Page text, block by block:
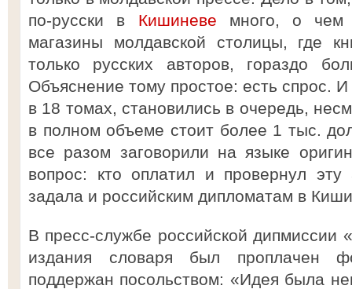
по-русски в Кишиневе много, о чем
магазины молдавской столицы, где
только русских авторов, гораздо
Объяснение тому простое: есть спрос.
в 18 томах, становились в очередь,
в полном объеме стоит более 1 тыс.
все разом заговорили на языке
вопрос: кто оплатил и провернул
задала и российским дипломатам в
В пресс-службе российской дипмиссии
издания словаря был проплачен
поддержан посольством: «Идея была